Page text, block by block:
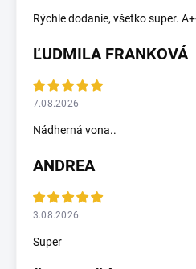
Rýchle dodanie, všetko super.
ĽUDMILA FRANKOVÁ
7.08.2026
Nádherná vona..
ANDREA
3.08.2026
Super